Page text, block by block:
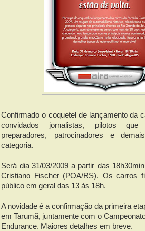
Confirmado o coquetel de lançamento da
convidados jornalistas, pilotos que
preparadores, patrocinadores e
categoria.
Será dia 31/03/2009 a partir das
Cristiano Fischer (POA/RS). Os carros
público em geral das 13 às 18h.
A novidade é a confirmação da primeira
em Tarumã, juntamente com o
Endurance. Maiores detalhes em breve.